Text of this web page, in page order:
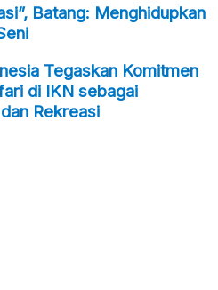
Batang: Menghidupkan
Tegaskan Komitmen
di IKN sebagai
Rekreasi